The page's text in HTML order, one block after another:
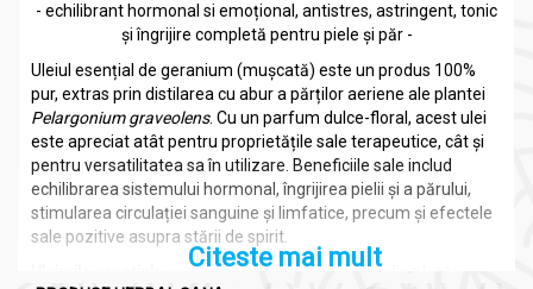
- echilibrant hormonal si emoțional, antistres, astringent, tonic
și îngrijire completă pentru piele și păr -
Uleiul esențial de geranium (mușcată) este un produs 100%
pur, extras prin distilarea cu abur a părților aeriene ale plantei
Pelargonium graveolens. Cu un parfum dulce-floral, acest ulei
este apreciat atât pentru proprietățile sale terapeutice, cât și
pentru versatilitatea sa în utilizare. Beneficiile sale includ
echilibrarea sistemului hormonal, îngrijirea pielii și a părului,
stimularea circulației sanguine și limfatice, precum și efectele
sale pozitive asupra stării de spirit.
sunt esențe naturale extrase din plante
Citeste mai mult